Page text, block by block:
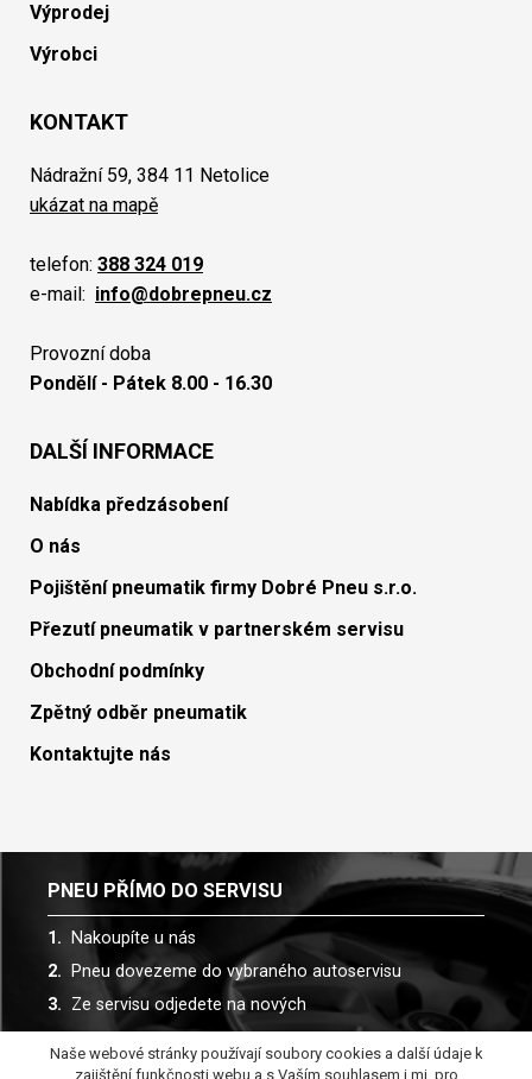
Výprodej
Výrobci
KONTAKT
Nádražní 59, 384 11 Netolice
ukázat na mapě
telefon: 388 324 019
e-mail: info@dobrepneu.cz
Provozní doba
Pondělí - Pátek 8.00 - 16.30
DALŠÍ INFORMACE
Nabídka předzásobení
O nás
Pojištění pneumatik firmy Dobré Pneu s.r.o.
Přezutí pneumatik v partnerském servisu
Obchodní podmínky
Zpětný odběr pneumatik
Kontaktujte nás
PNEU PŘÍMO DO SERVISU
Nakoupíte u nás
Pneu dovezeme do vybraného autoservisu
Ze servisu odjedete na nových
Spolupracujeme s více než 30 autoservisy
Naše webové stránky používají soubory cookies a další údaje k
zajištění funkčnosti webu a s Vaším souhlasem i mj. pro